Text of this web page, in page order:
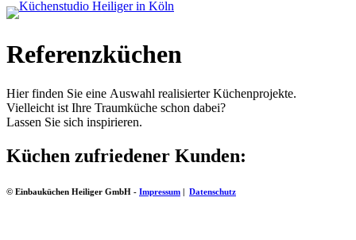
Referenzküchen
Hier finden Sie eine Auswahl realisierter Küchenprojekte.
Vielleicht ist Ihre Traumküche schon dabei?
Lassen Sie sich inspirieren.
Küchen zufriedener Kunden:
© Einbauküchen Heiliger GmbH - Impressum | Datenschutz